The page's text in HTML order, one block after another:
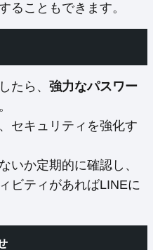
ることもできます。
たら、 強力なパスワー
セキュリティを強化す
いか定期的に確認し、
ビティがあればLINEに